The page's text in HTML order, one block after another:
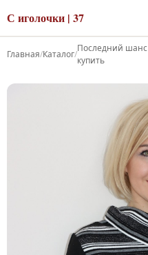
С иголочки | 37
Главная/Каталог/
Последний шанс
купить